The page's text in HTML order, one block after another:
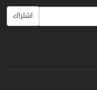
اشتراك